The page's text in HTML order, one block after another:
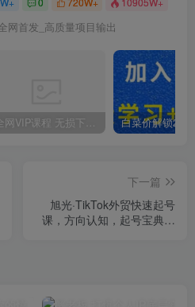
网首发_高质量项目输出
全网VIP课程 无损下载~
下一篇
旭光·TikTok外贸快速起号
课，​方向认知，起号宝典，